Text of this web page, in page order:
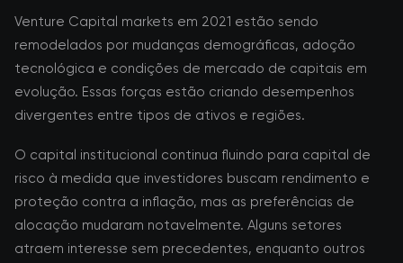
Venture Capital markets em 2021 estão sendo
remodelados por mudanças demográficas, adoção
tecnológica e condições de mercado de capitais em
evolução. Essas forças estão criando desempenhos
divergentes entre tipos de ativos e regiões.
O capital institucional continua fluindo para capital de
risco à medida que investidores buscam rendimento e
proteção contra a inflação, mas as preferências de
alocação mudaram notavelmente. Alguns setores
atraem interesse sem precedentes, enquanto outros